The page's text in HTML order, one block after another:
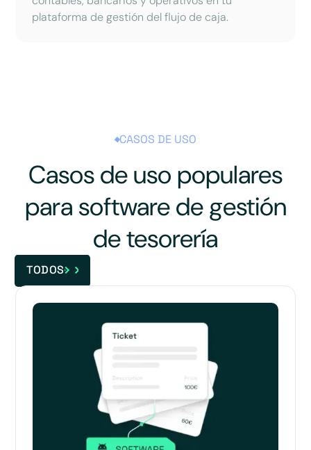
plataforma de gestión del flujo de caja.
CASOS DE USO
Casos de uso populares
para software de gestión
de tesorería
TODOS